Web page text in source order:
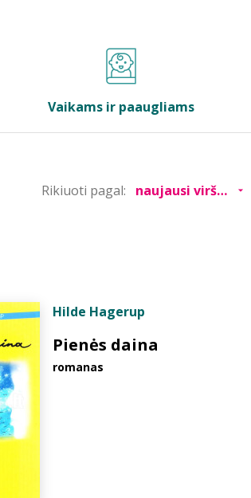
Vaikams ir paaugliams
Rikiuoti pagal:
Hilde Hagerup
Pienės daina
romanas